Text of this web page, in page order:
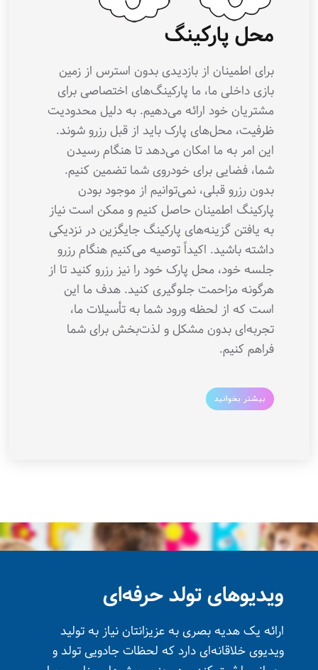
محل پارکینگ
برای اطمینان از بازدیدی بدون استرس از زمین
بازی داخلی ما، ما پارکینگ‌های اختصاصی برای
مشتریان خود ارائه می‌دهیم. به دلیل محدودیت
ظرفیت، محل‌های پارک باید از قبل رزرو شوند.
این امر به ما امکان می‌دهد تا هنگام رسیدن
شما، فضایی برای خودروی شما تضمین کنیم.
بدون رزرو قبلی، نمی‌توانیم از موجود بودن
پارکینگ اطمینان حاصل کنیم و ممکن است نیاز
به یافتن گزینه‌های پارکینگ جایگزین در نزدیکی
داشته باشید. اکیداً توصیه می‌کنیم هنگام رزرو
جلسه خود، محل پارک خود را نیز رزرو کنید تا از
هرگونه مزاحمت جلوگیری کنید. هدف ما این
است که از لحظه ورود شما به تأسیلات ما،
تجربه‌ای بدون مشکل و لذت‌بخش برای شما
فراهم کنیم.
بیشتر بخوانید
ویدیوهای تولد حرفه‌ای
ارائه یک هدیه بصری به عزیزانتان نیاز به تولید
ویدیوی خلاقانه‌ای دارد که لحظات جادویی تولد و